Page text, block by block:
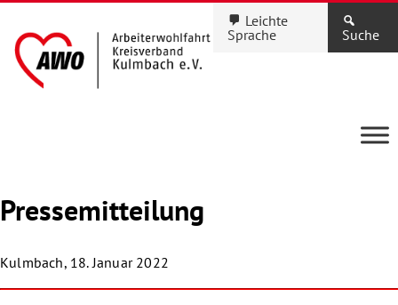
Leichte
Sprache
Suche
Pressemitteilung
Kulmbach, 18. Januar 2022